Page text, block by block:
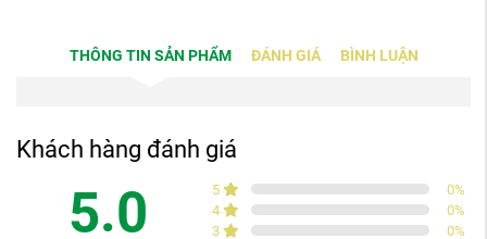
THÔNG TIN SẢN PHẨM ĐÁNH GIÁ BÌNH LUẬN
Khách hàng đánh giá
5.0 5 0%
4
0%
3
0%